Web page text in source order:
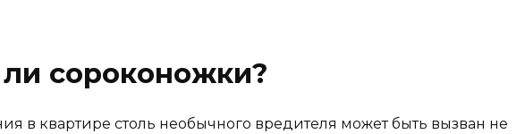
сороконожки?
в квартире столь необычного вредителя может быть вызван не